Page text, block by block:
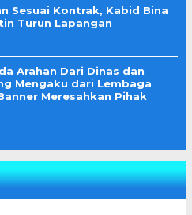
Sesuai Kontrak, Kabid Bina
Turun Lapangan
Arahan Dari Dinas dan
Mengaku dari Lembaga
Meresahkan Pihak